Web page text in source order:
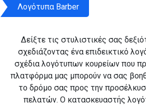
Λογότυπα Barber
Δείξτε τις στυλιστικές σας
σχεδιάζοντας ένα επιδεικτικό
σχέδια λογότυπων κουρείων που
πλατφόρμα μας μπορούν να σας
το δρόμο σας προς την
πελατών. Ο κατασκευαστής